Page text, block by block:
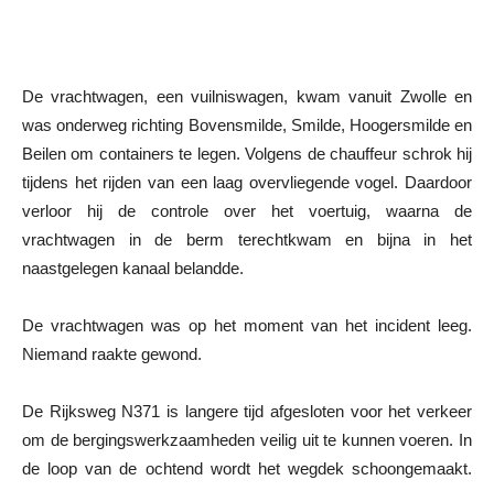
De vrachtwagen, een vuilniswagen, kwam vanuit Zwolle en
was onderweg richting Bovensmilde, Smilde, Hoogersmilde en
Beilen om containers te legen. Volgens de chauffeur schrok hij
tijdens het rijden van een laag overvliegende vogel. Daardoor
verloor hij de controle over het voertuig, waarna de
vrachtwagen in de berm terechtkwam en bijna in het
naastgelegen kanaal belandde.
De vrachtwagen was op het moment van het incident leeg.
Niemand raakte gewond.
De Rijksweg N371 is langere tijd afgesloten voor het verkeer
om de bergingswerkzaamheden veilig uit te kunnen voeren. In
de loop van de ochtend wordt het wegdek schoongemaakt.